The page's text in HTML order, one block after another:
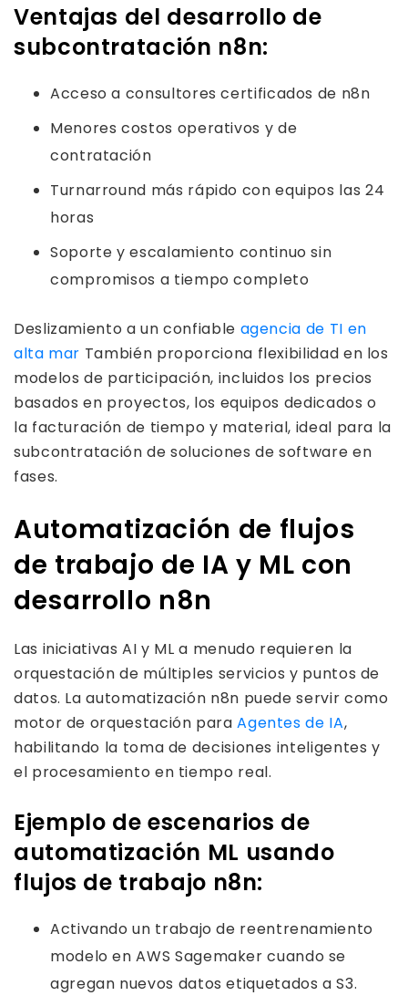
Ventajas del desarrollo de
subcontratación n8n:
Acceso a consultores certificados de n8n
Menores costos operativos y de
contratación
Turnarround más rápido con equipos las 24
horas
Soporte y escalamiento continuo sin
compromisos a tiempo completo
Deslizamiento a un confiable agencia de TI en
alta mar También proporciona flexibilidad en los
modelos de participación, incluidos los precios
basados en proyectos, los equipos dedicados o
la facturación de tiempo y material, ideal para la
subcontratación de soluciones de software en
fases.
Automatización de flujos
de trabajo de IA y ML con
desarrollo n8n
Las iniciativas AI y ML a menudo requieren la
orquestación de múltiples servicios y puntos de
datos. La automatización n8n puede servir como
motor de orquestación paraAgentes de IA,
habilitando la toma de decisiones inteligentes y
el procesamiento en tiempo real.
Ejemplo de escenarios de
automatización ML usando
flujos de trabajo n8n:
Activando un trabajo de reentrenamiento
modelo en AWS Sagemaker cuando se
agregan nuevos datos etiquetados a S3.